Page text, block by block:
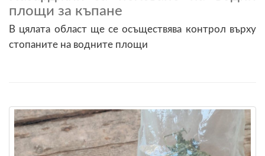
площи за къпане
В цялата област ще се осъществява контрол върху
стопаните на водните площи